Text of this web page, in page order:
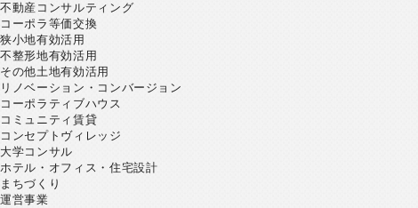
不動産コンサルティング
コーポラ等価交換
狭小地有効活用
不整形地有効活用
その他土地有効活用
リノベーション・コンバージョン
コーポラティブハウス
コミュニティ賃貸
コンセプトヴィレッジ
大学コンサル
ホテル・オフィス・住宅設計
まちづくり
運営事業